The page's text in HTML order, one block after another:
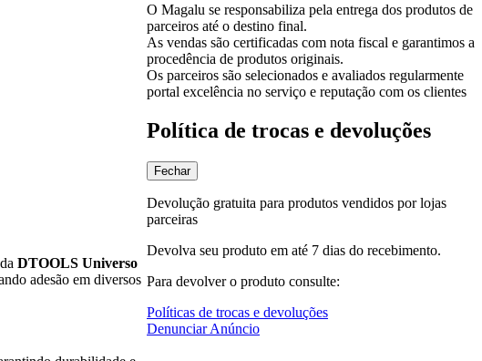
O Magalu se responsabiliza pela entrega dos produtos de
parceiros até o destino final.
As vendas são certificadas com nota fiscal e garantimos a
procedência de produtos originais.
Os parceiros são selecionados e avaliados regularmente
portal excelência no serviço e reputação com os clientes
Política de trocas e devoluções
Fechar
Devolução gratuita para produtos vendidos por lojas
parceiras
Devolva seu produto em até 7 dias do recebimento.
Para devolver o produto consulte:
Políticas de trocas e devoluções
Denunciar Anúncio
da DTOOLS Universo
adesão em diversos